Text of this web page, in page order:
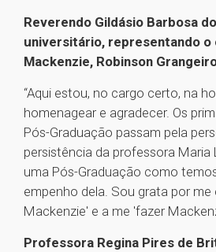
Reverendo Gildásio Barbosa
universitário, representando o
Mackenzie, Robinson
“Aqui estou, no cargo certo, na
homenagear e agradecer. Os
Pós-Graduação passam pela
persistência da professora Maria
uma Pós-Graduação como
empenho dela. Sou grata por me
Mackenzie' e a me 'fazer
Professora Regina Pires de